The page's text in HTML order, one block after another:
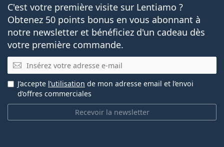
C'est votre première visite sur Lentiamo ?
Obtenez 50 points bonus en vous abonnant à
notre newsletter et bénéficiez d'un cadeau dès
votre première commande.
E-mail
Recevoir la newsletter
J’accepte l’utilisation de mon adresse email et l’envoi
d’offres commerciales